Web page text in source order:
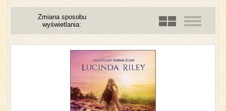
Zmiana sposobu
wyświetlania: